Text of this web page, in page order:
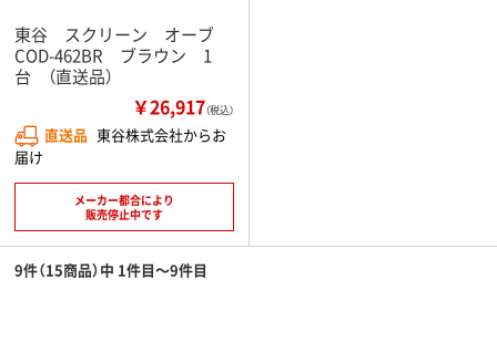
東谷 スクリーン オーブ
COD-462BR ブラウン 1
台 （直送品）
￥26,917（税込）
直送品 東谷株式会社からお
届け
メーカー都合により
販売停止中です
9件（15商品）中 1件目～9件目